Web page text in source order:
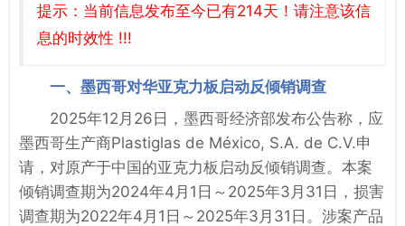
提示：当前信息发布至今已有214天！请注意该信
息的时效性 !!!
一、墨西哥对华亚克力板启动反倾销调查
2025年12月26日，墨西哥经济部发布公告称，应
墨西哥生产商Plastiglas de México, S.A. de C.V.申
请，对原产于中国的亚克力板启动反倾销调查。本案
倾销调查期为2024年4月1日～2025年3月31日，损害
调查期为2022年4月1日～2025年3月31日。涉案产品